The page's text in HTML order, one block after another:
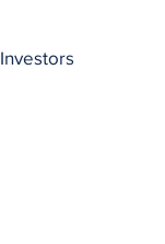
Investors